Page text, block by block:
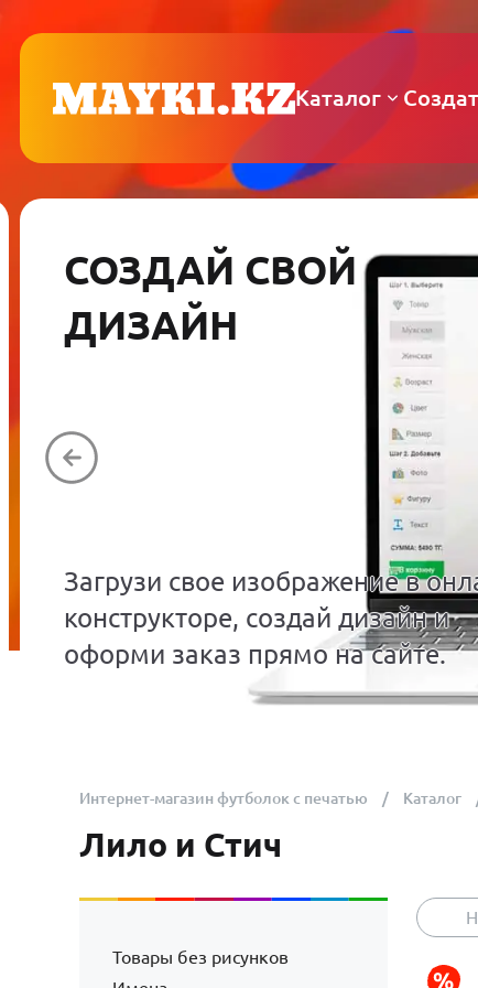
Каталог
СОЗДАЙ СВОЙ
ДИЗАЙН
Загрузи свое изображение в
конструкторе, создай дизайн и
оформи заказ прямо на сайте.
Интернет-магазин футболок с печатью Каталог
Лило и Стич
Товары без рисунков